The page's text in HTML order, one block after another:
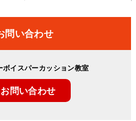
問い合わせ
ボイスパーカッション教室
問い合わせ